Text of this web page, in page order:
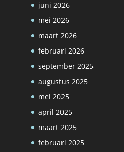
juni 2026
mei 2026
maart 2026
februari 2026
september 2025
augustus 2025
mei 2025
april 2025
maart 2025
februari 2025